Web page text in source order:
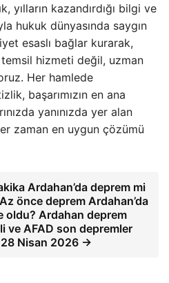
yılların kazandırdığı bilgi ve
hukuk dünyasında saygın
esaslı bağlar kurarak,
hizmeti değil, uzman
Her hamlede
başarımızın en ana
yanınızda yer alan
zaman en uygun çözümü
Ardahan’da deprem mi
önce deprem Ardahan’da
oldu? Ardahan deprem
ve AFAD son depremler
Nisan 2026 →